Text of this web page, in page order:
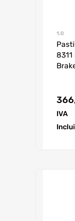
1.0
8311
IVA